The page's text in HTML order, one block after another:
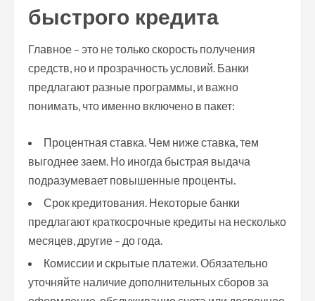
быстрого кредита
Главное – это не только скорость получения
средств, но и прозрачность условий. Банки
предлагают разные программы, и важно
понимать, что именно включено в пакет:
Процентная ставка. Чем ниже ставка, тем
выгоднее заем. Но иногда быстрая выдача
подразумевает повышенные проценты.
Срок кредитования. Некоторые банки
предлагают краткосрочные кредиты на несколько
месяцев, другие – до года.
Комиссии и скрытые платежи. Обязательно
уточняйте наличие дополнительных сборов за